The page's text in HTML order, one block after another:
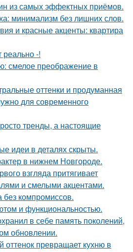
из самых эффектных приёмов.
минимализм без лишних слов.
и красные акценты: квартира
-!
смелое преображение в
оттенки и продуманная
для современного
тренды, а настоящие
идеи в деталях скрыты.
в нижнем Новгороде.
взгляда притягивает
и смелыми акцентами.
без компромиссов.
и функциональностью.
в себе память поколений,
обновлении.
превращает кухню в